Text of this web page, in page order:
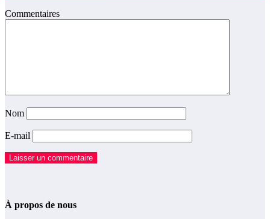
Commentaires
Nom
E-mail
À propos de nous